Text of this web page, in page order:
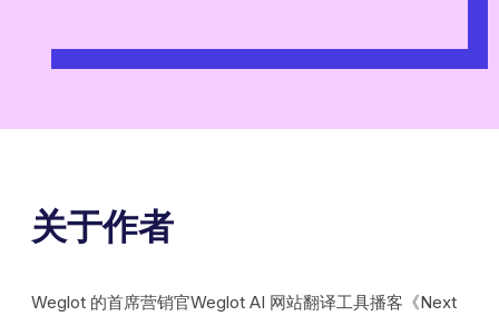
关于作者
Weglot 的首席营销官Weglot AI 网站翻译工具播客《Next